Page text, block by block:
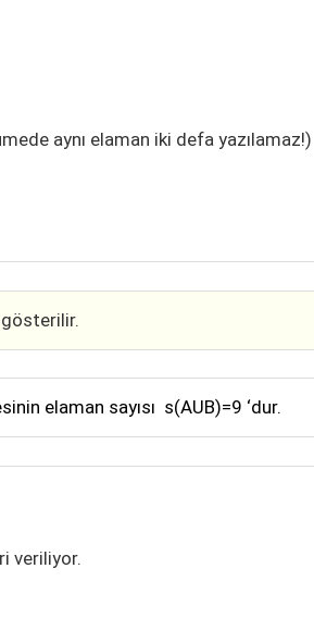
aynı elaman iki defa yazılamaz!)
elaman sayısı s(AUB)=9 ‘dur.
veriliyor.